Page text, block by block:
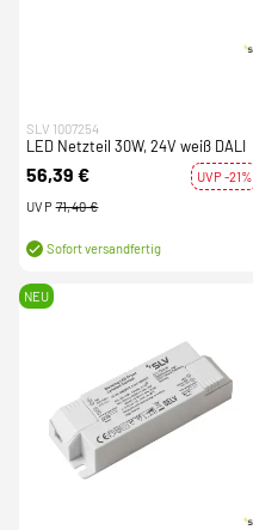
SLV 1007254
LED Netzteil 30W, 24V weiß DALI
56,39 €
UVP -21%
UVP 71,40 €
Sofort versandfertig
NEU